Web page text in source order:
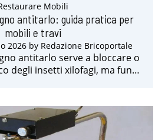
Mobili
antitarlo: guida pratica per
mobili e travi
2026 by Redazione Bricoportale
antitarlo serve a bloccare o
degli insetti xilofagi, ma fun…